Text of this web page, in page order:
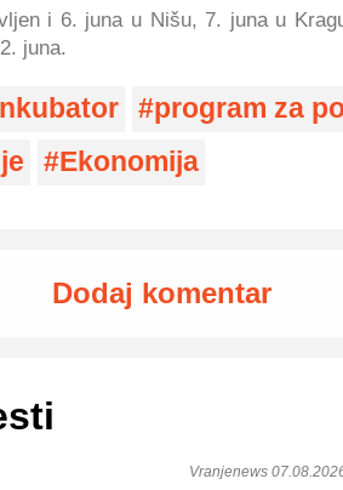
i 6. juna u Nišu, 7. juna u
juna.
program za
Ekonomija
Dodaj komentar
Vranjenews